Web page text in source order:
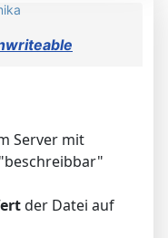
Server mit
der Datei auf